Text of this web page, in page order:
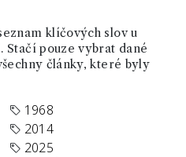
klíčových slov u
Stačí pouze vybrat dané
články, které byly
1968
2014
2025